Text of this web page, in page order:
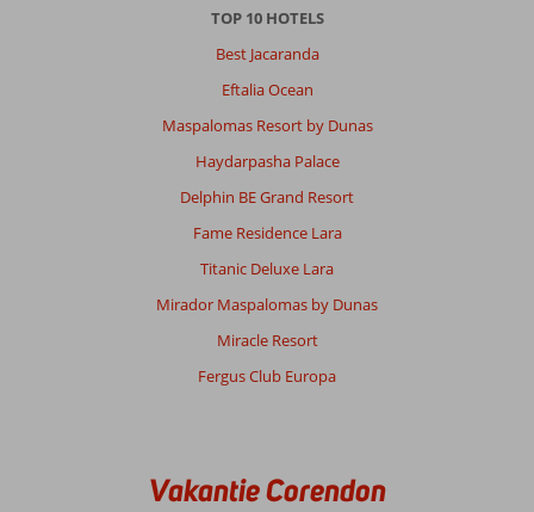
TOP 10 HOTELS
Best Jacaranda
Eftalia Ocean
Maspalomas Resort by Dunas
Haydarpasha Palace
Delphin BE Grand Resort
Fame Residence Lara
Titanic Deluxe Lara
Mirador Maspalomas by Dunas
Miracle Resort
Fergus Club Europa
Vakantie Corendon